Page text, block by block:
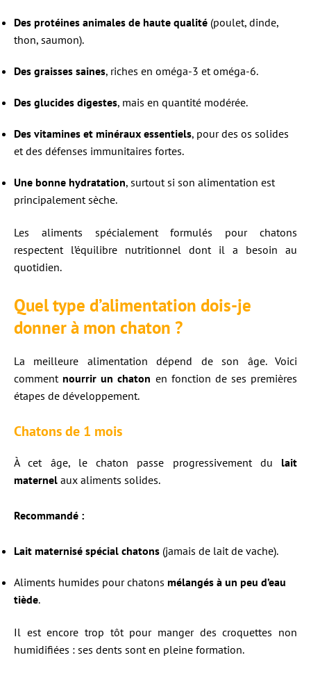
Des protéines animales de haute qualité (poulet, dinde,
thon, saumon).
Des graisses saines, riches en oméga-3 et oméga-6.
Des glucides digestes, mais en quantité modérée.
Des vitamines et minéraux essentiels, pour des os solides
et des défenses immunitaires fortes.
Une bonne hydratation, surtout si son alimentation est
principalement sèche.
Les aliments spécialement formulés pour chatons
respectent l’équilibre nutritionnel dont il a besoin au
quotidien.
Quel type d’alimentation dois-je
donner à mon chaton ?
La meilleure alimentation dépend de son âge. Voici
commentnourrir un chaton en fonction de ses premières
étapes de développement.
Chatons de 1 mois
À cet âge, le chaton passe progressivement du lait
maternel aux aliments solides.
Recommandé :
Lait maternisé spécial chatons (jamais de lait de vache).
Aliments humides pour chatons mélangés à un peu d’eau
tiède.
Il est encore trop tôt pour manger des croquettes non
humidifiées : ses dents sont en pleine formation.